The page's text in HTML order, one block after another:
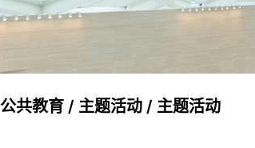
公共教育 / 主题活动 / 主题活动